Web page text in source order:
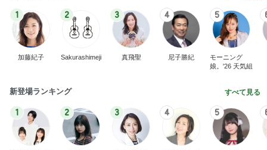
1
加藤紀子
2
Sakurashimeji
3
真飛聖
4
尼子勝紀
5
モーニング
娘。'26 天気組
新登場ランキング すべて見る
1 2 3 4 5